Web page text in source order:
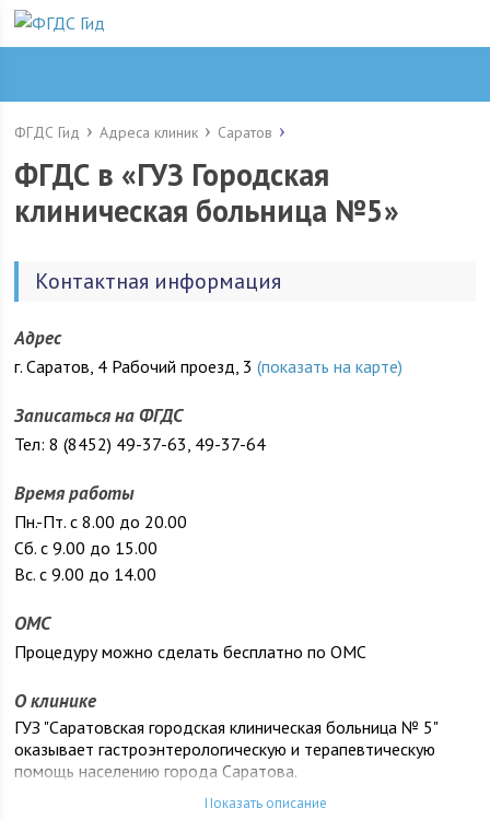
ФГДС Гид Адреса клиник Саратов
ФГДС в «ГУЗ Городская
клиническая больница №5»
Контактная информация
Адрес
г. Саратов, 4 Рабочий проезд, 3(показать на карте)
Записаться на ФГДС
Тел: 8 (8452) 49-37-63, 49-37-64
Время работы
Пн.-Пт. с 8.00 до 20.00
Сб. с 9.00 до 15.00
Вс. с 9.00 до 14.00
ОМС
Процедуру можно сделать бесплатно по ОМС
О клинике
ГУЗ "Саратовская городская клиническая больница № 5"
оказывает гастроэнтерологическую и терапевтическую
помощь населению города Саратова.
Показать описание